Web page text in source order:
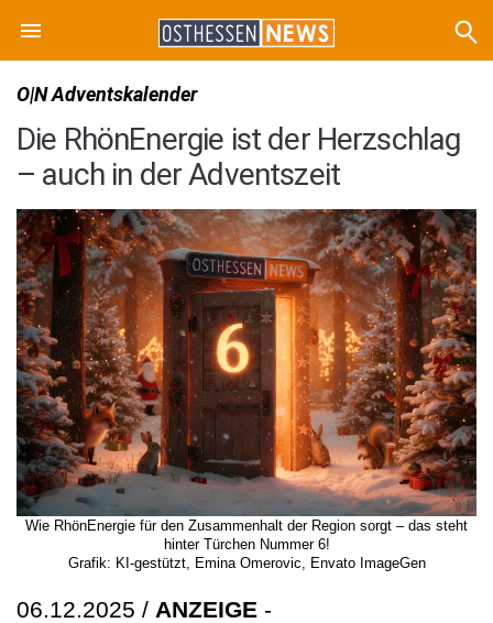
O|N Adventskalender
Die RhönEnergie ist der Herzschlag
– auch in der Adventszeit
Wie RhönEnergie für den Zusammenhalt der Region sorgt – das steht
hinter Türchen Nummer 6!
Grafik: KI-gestützt, Emina Omerovic, Envato ImageGen
06.12.2025 / ANZEIGE -